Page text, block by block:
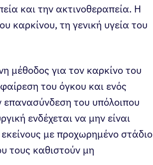
και την ακτινοθεραπεία. Η
καρκίνου, τη γενική υγεία του
μέθοδος για τον καρκίνο του
του όγκου και ενός
του υπόλοιπου
ενδέχεται να μην είναι
με προχωρημένο στάδιο
τους καθιστούν μη